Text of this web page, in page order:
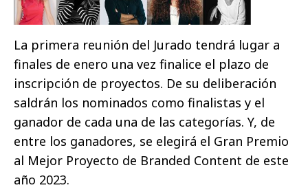
La primera reunión del Jurado tendrá lugar a
finales de enero una vez finalice el plazo de
inscripción de proyectos. De su deliberación
saldrán los nominados como finalistas y el
ganador de cada una de las categorías. Y, de
entre los ganadores, se elegirá el Gran Premio
al Mejor Proyecto de Branded Content de este
año 2023.